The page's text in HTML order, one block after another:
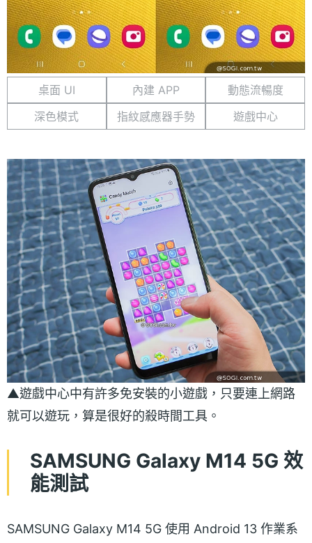
桌面 UI 內建 APP
動態流暢度
深色模式
指紋感應器手勢 遊戲中心
▲遊戲中心中有許多免安裝的小遊戲，只要連上網路
就可以遊玩，算是很好的殺時間工具。
SAMSUNG Galaxy M14 5G 效
能測試
SAMSUNG Galaxy M14 5G 使用 Android 13 作業系